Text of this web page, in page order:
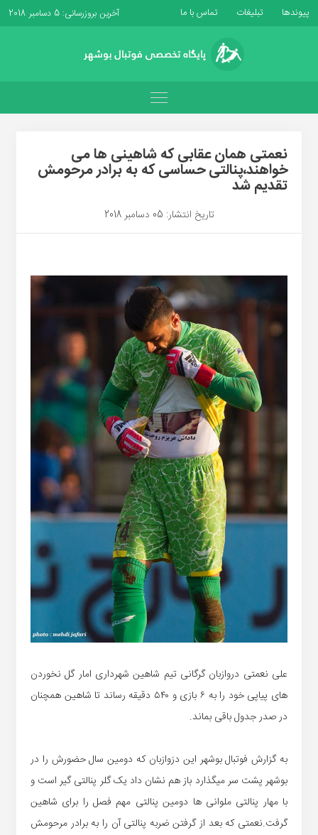
پیوندها تبلیغات تماس با ما آخرین بروزرسانی: 5 دسامبر 2018
نعمتی همان عقابی که شاهینی ها می
خواهند،پنالتی حساسی که به برادر مرحومش
تقدیم شد
تاریخ انتشار: 05 دسامبر 2018
علی نعمتی دروازبان گرگانی تیم شاهین شهرداری امار گل نخوردن
های پیاپی خود را به ۶ بازی و ۵۴۰ دقیقه رساند تا شاهین همچنان
در صدر جدول باقی بماند.
به گزارش فوتبال بوشهر این دزوازبان که دومین سال حضورش را در
بوشهر پشت سر میگذارد باز هم نشان داد یک گلر پنالتی گیر است و
با مهار پنالتی ملوانی ها دومین پنالتی مهم فصل را برای شاهین
گرفت.نعمتی که بعد از گرفتن ضربه پنالتی آن را به برادر مرحومش